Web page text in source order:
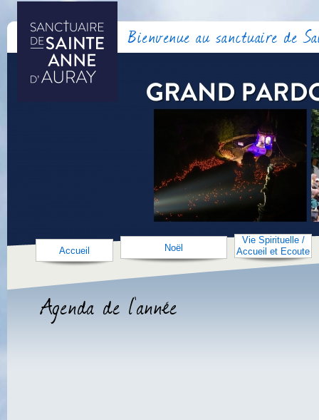
Bienvenue au sanctuaire de
Accueil Noël
Vie Spirituelle /
Accueil et Ecoute
Agenda de l'année